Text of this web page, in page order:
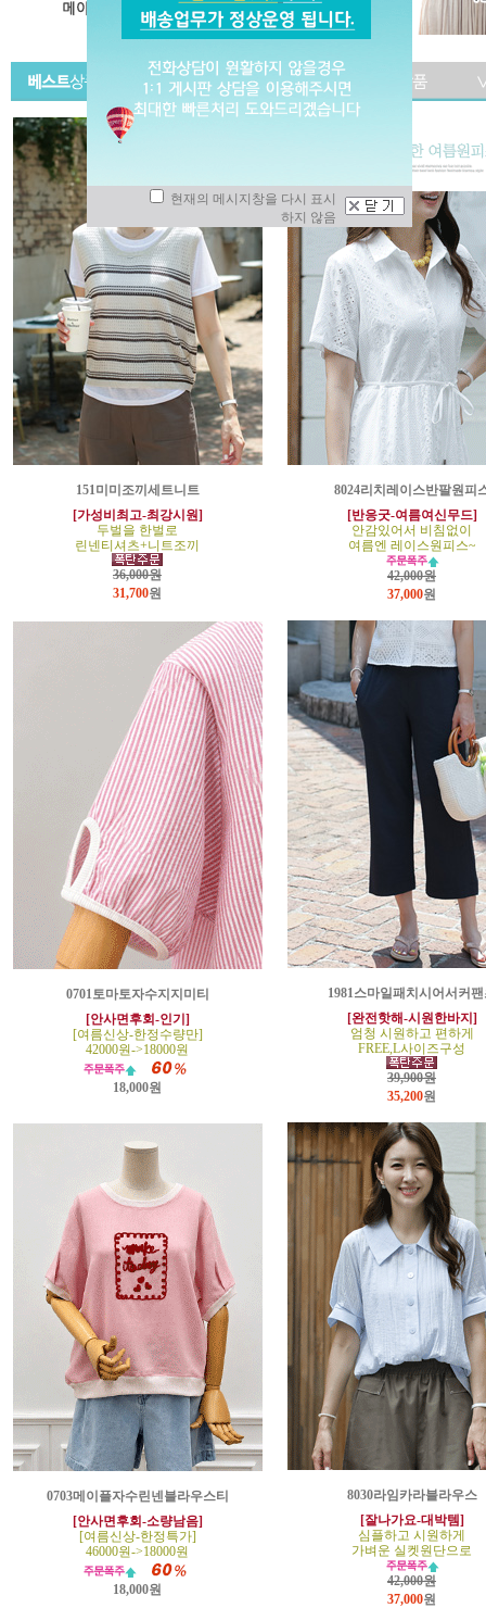
151미미조끼세트니트
[가성비최고-최강시원]
두벌을 한벌로
린넨티셔츠+니트조끼
36,000원
31,700원
8024리치레이스반팔원피
[반응굿-여름여신무드]
안감있어서 비침없이
여름엔 레이스원피스~
42,000원
37,000원
0701토마토자수지지미티
[안사면후회-인기]
[여름신상-한정수량만]
42000원->18000원
18,000원
1981스마일패치시어서커팬
[완전핫해-시원한바지]
엄청 시원하고 편하게
FREE,L사이즈구성
39,900원
35,200원
0703메이플자수린넨블라우스티
[안사면후회-소량남음]
[여름신상-한정특가]
46000원->18000원
18,000원
8030라임카라블라우스
[잘나가요-대박템]
심플하고 시원하게
가벼운 실켓원단으로
42,000원
37,000원
현재의 메시지창을 다시 표시
하지 않음